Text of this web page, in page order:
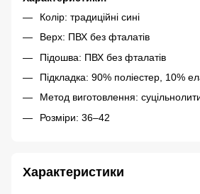
Колір: традиційні сині
Верх: ПВХ без фталатів
Підошва: ПВХ без фталатів
Підкладка: 90% поліестер, 10%
Метод виготовлення:
Розміри: 36–42
Характеристики